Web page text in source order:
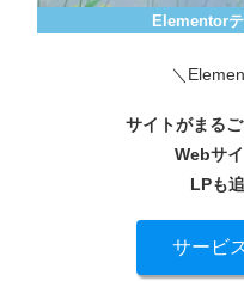
Elementor
＼
サイトがまる
Webサ
LPも
サービ